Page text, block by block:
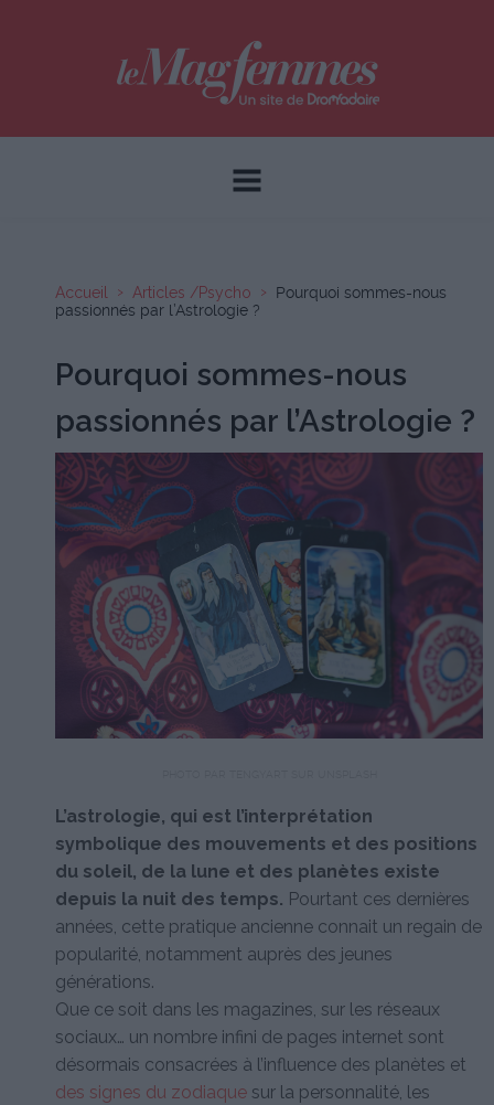
Accueil Articles /Psycho
Pourquoi sommes-nous
passionnés par l’Astrologie ?
Pourquoi sommes-nous
passionnés par l’Astrologie ?
L’astrologie, qui est l’interprétation
symbolique des mouvements et des positions
du soleil, de la lune et des planètes existe
depuis la nuit des temps. Pourtant ces dernières
années, cette pratique ancienne connait un regain de
popularité, notamment auprès des jeunes
générations.
Que ce soit dans les magazines, sur les réseaux
sociaux… un nombre infini de pages internet sont
désormais consacrées à l’influence des planètes et
des signes du zodiaque sur la personnalité, les